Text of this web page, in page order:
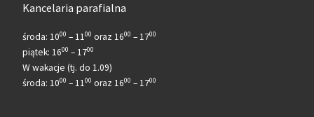
Kancelaria parafialna
środa: 1000 – 1100 oraz 1600 – 1700
piątek: 1600 – 1700
W wakacje (tj. do 1.09)
środa: 1000 – 1100 oraz 1600 – 1700